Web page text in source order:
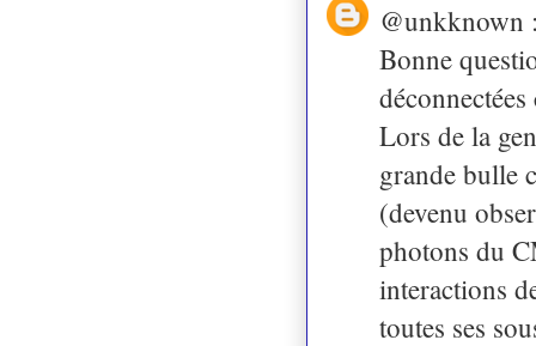
@unkknown
Bonne
Lors de la
grande bulle
(devenu
photons du
interactions
toutes ses